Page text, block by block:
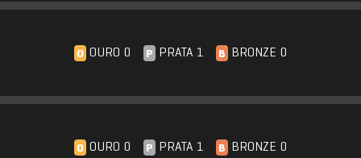
O OURO 0 P PRATA 1 B BRONZE 0
O OURO 0 P PRATA 1 B BRONZE 0